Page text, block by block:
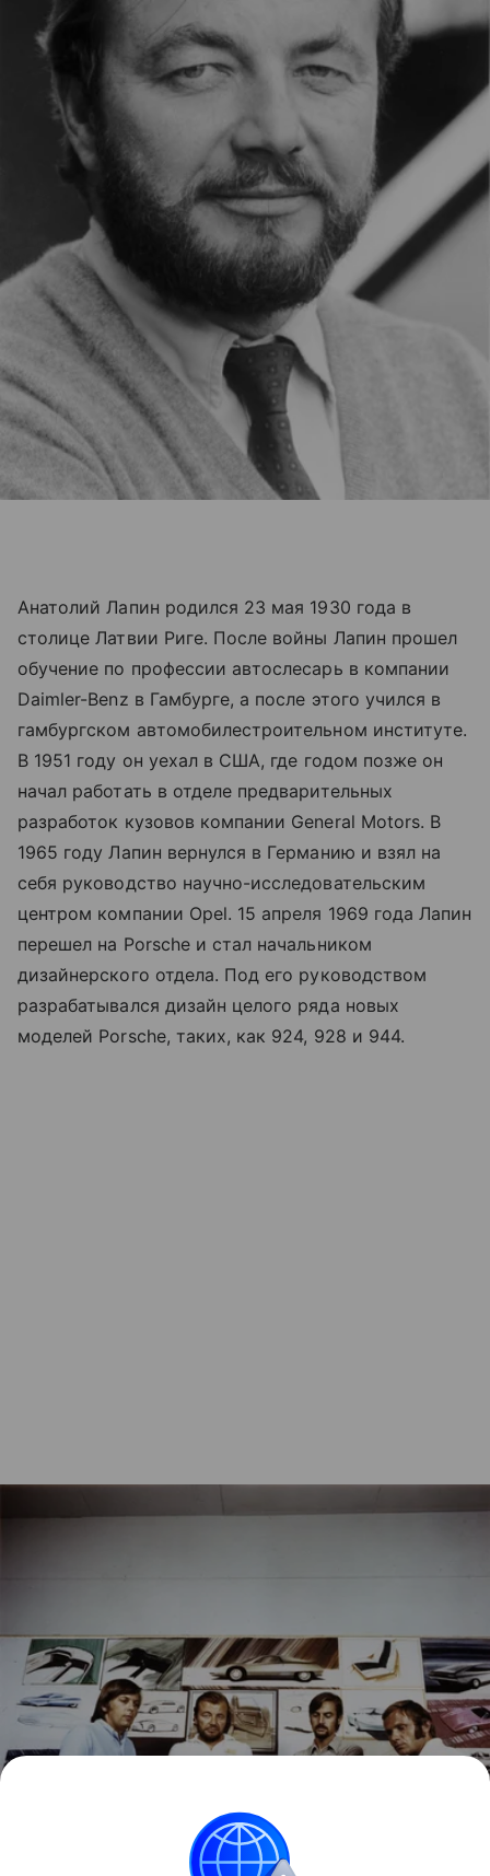
Анатолий Лапин родился 23 мая 1930 года в
столице Латвии Риге. После войны Лапин прошел
обучение по профессии автослесарь в компании
Daimler-Benz в Гамбурге, а после этого учился в
гамбургском автомобилестроительном институте.
В 1951 году он уехал в США, где годом позже он
начал работать в отделе предварительных
разработок кузовов компании General Motors. В
1965 году Лапин вернулся в Германию и взял на
себя руководство научно-исследовательским
центром компании Opel. 15 апреля 1969 года Лапин
перешел на Porsche и стал начальником
дизайнерского отдела. Под его руководством
разрабатывался дизайн целого ряда новых
моделей Porsche, таких, как 924, 928 и 944.